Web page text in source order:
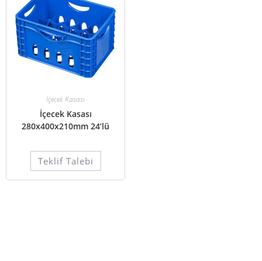
İçecek Kasası
İçecek Kasası
280x400x210mm 24’lü
Teklif Talebi